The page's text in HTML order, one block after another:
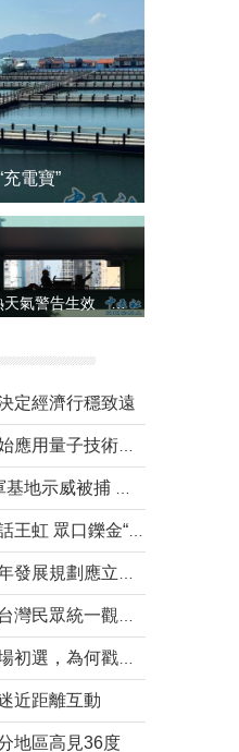
電寶”
酷熱天氣警告生效 本港高溫持續至下周
定經濟行穩致遠
近距離互動
地區高見36度